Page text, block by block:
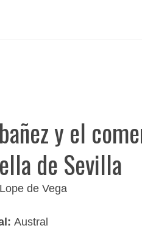
y el
de Sevilla
Lope de Vega
Austral